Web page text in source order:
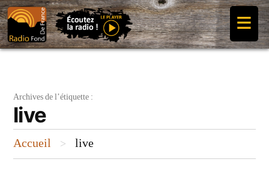
Aller
au
contenu
≡
Archives de l’étiquette :
live
Accueil > live